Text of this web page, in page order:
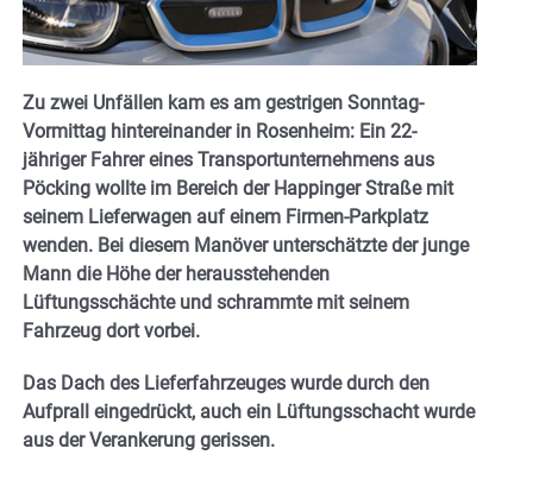
Zu zwei Unfällen kam es am gestrigen Sonntag-
Vormittag hintereinander in Rosenheim: Ein 22-
jähriger Fahrer eines Transportunternehmens aus
Pöcking wollte im Bereich der Happinger Straße mit
seinem Lieferwagen auf einem Firmen-Parkplatz
wenden. Bei diesem Manöver unterschätzte der junge
Mann die Höhe der herausstehenden
Lüftungsschächte und schrammte mit seinem
Fahrzeug dort vorbei.
Das Dach des Lieferfahrzeuges wurde durch den
Aufprall eingedrückt, auch ein Lüftungsschacht wurde
aus der Verankerung gerissen.